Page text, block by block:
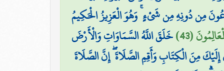
مِن دُونِهِ مِن شَيْءٍ ۚ وَهُوَ الْعَزِيزُ الْحَكِيمُ
(43)
خَلَقَ اللَّهُ السَّمَاوَاتِ وَالْأَرْضَ
إِلَيْكَ مِنَ الْكِتَابِ وَأَقِمِ الصَّلَاةَ ۖ إِنَّ الصَّلَاةَ